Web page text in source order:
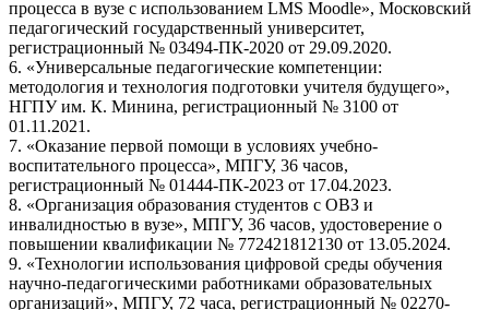
процесса в вузе с использованием LMS Moodle», Московский
педагогический государственный университет,
регистрационный № 03494-ПК-2020 от 29.09.2020.
6. «Универсальные педагогические компетенции:
методология и технология подготовки учителя будущего»,
НГПУ им. К. Минина, регистрационный № 3100 от
01.11.2021.
7. «Оказание первой помощи в условиях учебно-
воспитательного процесса», МПГУ, 36 часов,
регистрационный № 01444-ПК-2023 от 17.04.2023.
8. «Организация образования студентов с ОВЗ и
инвалидностью в вузе», МПГУ, 36 часов, удостоверение о
повышении квалификации № 772421812130 от 13.05.2024.
9. «Технологии использования цифровой среды обучения
научно-педагогическими работниками образовательных
организаций», МПГУ, 72 часа, регистрационный № 02270-